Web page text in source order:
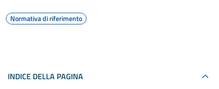
Normativa di riferimento
INDICE DELLA PAGINA